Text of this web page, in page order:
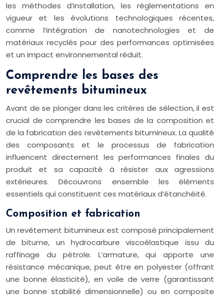
les méthodes d’installation, les réglementations en
vigueur et les évolutions technologiques récentes,
comme l’intégration de nanotechnologies et de
matériaux recyclés pour des performances optimisées
et un impact environnemental réduit.
Comprendre les bases des
revêtements bitumineux
Avant de se plonger dans les critères de sélection, il est
crucial de comprendre les bases de la composition et
de la fabrication des revêtements bitumineux. La qualité
des composants et le processus de fabrication
influencent directement les performances finales du
produit et sa capacité à résister aux agressions
extérieures. Découvrons ensemble les éléments
essentiels qui constituent ces matériaux d’étanchéité.
Composition et fabrication
Un revêtement bitumineux est composé principalement
de bitume, un hydrocarbure viscoélastique issu du
raffinage du pétrole. L’armature, qui apporte une
résistance mécanique, peut être en polyester (offrant
une bonne élasticité), en voile de verre (garantissant
une bonne stabilité dimensionnelle) ou en composite